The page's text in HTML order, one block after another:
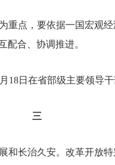
点，要依据一国宏观
配合、协调推进。
月18日在省部级主要领导
三
长治久安。改革开放